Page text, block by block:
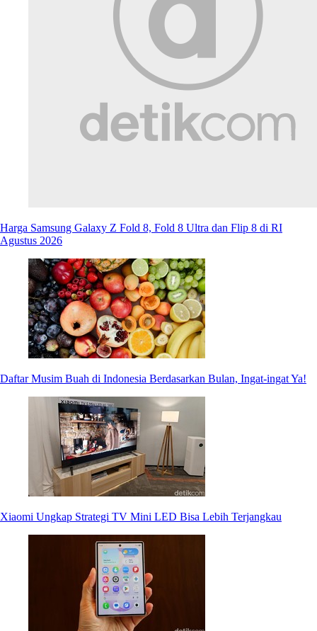
Harga Samsung Galaxy Z Fold 8, Fold 8 Ultra dan Flip 8 di RI
Agustus 2026
Daftar Musim Buah di Indonesia Berdasarkan Bulan, Ingat-ingat Ya!
Xiaomi Ungkap Strategi TV Mini LED Bisa Lebih Terjangkau